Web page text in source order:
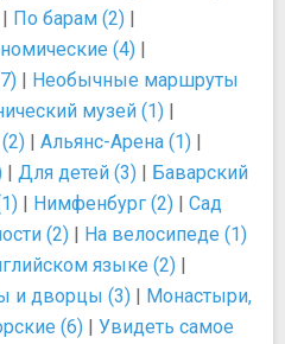
| По барам (2) |
(4) |
| Необычные маршруты
музей (1) |
| Альянс-Арена (1) |
| Для детей (3) | Баварский
| Нимфенбург (2) | Сад
(2) | На велосипеде (1)
языке (2) |
и дворцы (3) | Монастыри,
(6) | Увидеть самое